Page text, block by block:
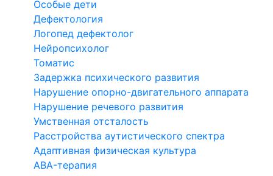
Особые дети
Дефектология
Логопед дефектолог
Нейропсихолог
Томатис
Задержка психического развития
Нарушение опорно-двигательного аппарата
Нарушение речевого развития
Умственная отсталость
Расстройства аутистического спектра
Адаптивная физическая культура
ABA-терапия